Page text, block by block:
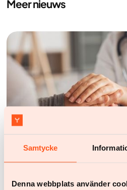
Samtycke
Denna webbplats använder
Meer nieuws
Nieuws
Yazen groeit door in Nederland.
Nederland